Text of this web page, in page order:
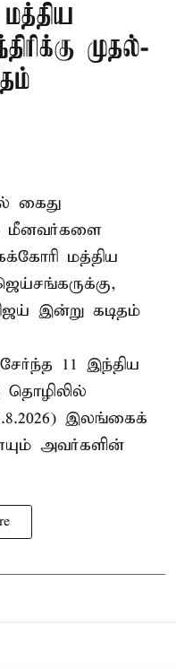
முதல்-
கைது
மீனவர்களை
மத்திய
இன்று கடிதம்
11 இந்திய
தொழிலில்
இலங்கைக்
அவர்களின்